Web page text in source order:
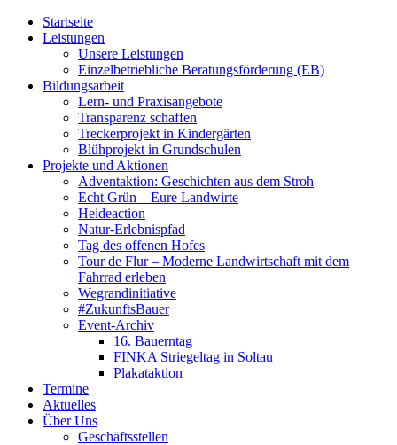
Startseite
Leistungen
Unsere Leistungen
Einzelbetriebliche Beratungsförderung (EB)
Bildungsarbeit
Lern- und Praxisangebote
Transparenz schaffen
Treckerprojekt in Kindergärten
Blühprojekt in Grundschulen
Projekte und Aktionen
Adventaktion: Geschichten aus dem Stroh
Echt Grün – Eure Landwirte
Heideaction
Natur-Erlebnispfad
Tag des offenen Hofes
Tour de Flur – Moderne Landwirtschaft mit dem
Fahrrad erleben
Wegrandinitiative
#ZukunftsBauer
Event-Archiv
16. Bauerntag
FINKA Striegeltag in Soltau
Plakataktion
Termine
Aktuelles
Über Uns
Geschäftsstellen